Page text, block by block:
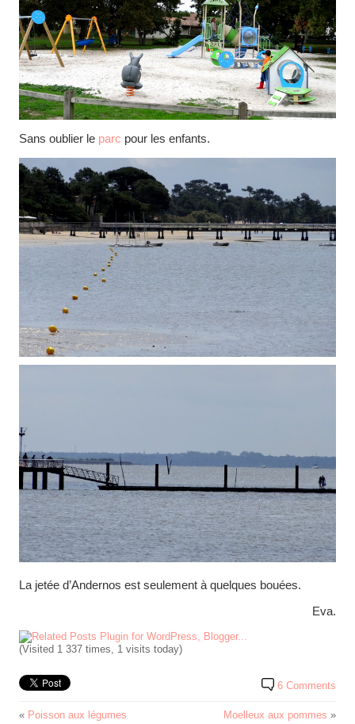
Sans oublier le parc pour les enfants.
La jetée d’Andernos est seulement à quelques bouées.
Eva.
(Visited 1 337 times, 1 visits today)
6 Comments
« Poisson aux légumes Moelleux aux pommes »